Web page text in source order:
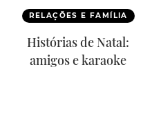
RELAÇÕES E FAMÍLIA
Histórias de Natal:
amigos e karaoke